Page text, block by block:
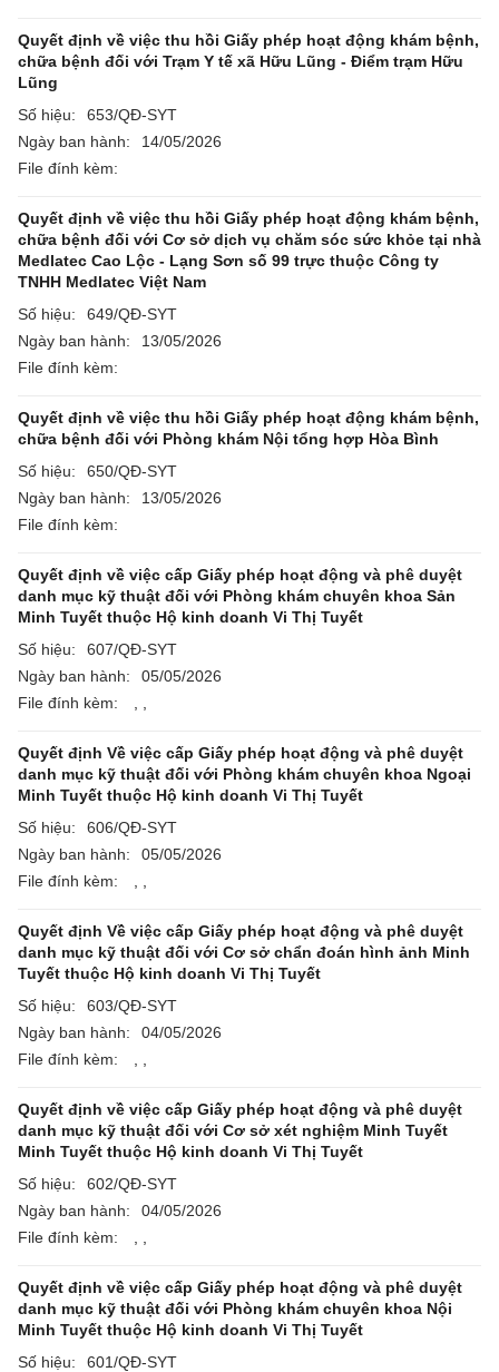
Quyết định về việc thu hồi Giấy phép hoạt động khám bệnh,
chữa bệnh đối với Trạm Y tế xã Hữu Lũng - Điểm trạm Hữu
Lũng
Số hiệu:
653/QĐ-SYT
Ngày ban hành:
14/05/2026
File đính kèm:
Quyết định về việc thu hồi Giấy phép hoạt động khám bệnh,
chữa bệnh đối với Cơ sở dịch vụ chăm sóc sức khỏe tại nhà
Medlatec Cao Lộc - Lạng Sơn số 99 trực thuộc Công ty
TNHH Medlatec Việt Nam
Số hiệu:
649/QĐ-SYT
Ngày ban hành:
13/05/2026
File đính kèm:
Quyết định về việc thu hồi Giấy phép hoạt động khám bệnh,
chữa bệnh đối với Phòng khám Nội tổng hợp Hòa Bình
Số hiệu:
650/QĐ-SYT
Ngày ban hành:
13/05/2026
File đính kèm:
Quyết định về việc cấp Giấy phép hoạt động và phê duyệt
danh mục kỹ thuật đối với Phòng khám chuyên khoa Sản
Minh Tuyết thuộc Hộ kinh doanh Vi Thị Tuyết
Số hiệu:
607/QĐ-SYT
Ngày ban hành:
05/05/2026
File đính kèm:
Quyết định Về việc cấp Giấy phép hoạt động và phê duyệt
danh mục kỹ thuật đối với Phòng khám chuyên khoa Ngoại
Minh Tuyết thuộc Hộ kinh doanh Vi Thị Tuyết
Số hiệu:
606/QĐ-SYT
Ngày ban hành:
05/05/2026
File đính kèm:
Quyết định Về việc cấp Giấy phép hoạt động và phê duyệt
danh mục kỹ thuật đối với Cơ sở chẩn đoán hình ảnh Minh
Tuyết thuộc Hộ kinh doanh Vi Thị Tuyết
Số hiệu:
603/QĐ-SYT
Ngày ban hành:
04/05/2026
File đính kèm:
Quyết định về việc cấp Giấy phép hoạt động và phê duyệt
danh mục kỹ thuật đối với Cơ sở xét nghiệm Minh Tuyết
Minh Tuyết thuộc Hộ kinh doanh Vi Thị Tuyết
Số hiệu:
602/QĐ-SYT
Ngày ban hành:
04/05/2026
File đính kèm:
Quyết định về việc cấp Giấy phép hoạt động và phê duyệt
danh mục kỹ thuật đối với Phòng khám chuyên khoa Nội
Minh Tuyết thuộc Hộ kinh doanh Vi Thị Tuyết
Số hiệu:
601/QĐ-SYT